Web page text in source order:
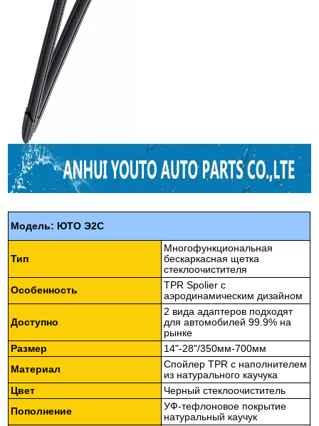
Модель: ЮТО Э2С
Тип
Многофункциональная
бескаркасная щетка
стеклоочистителя
Особенность
TPR Spolier с
аэродинамическим дизайном
Доступно
2 вида адаптеров подходят
для автомобилей 99.9% на
рынке
Размер
14"-28"/350мм-700мм
Материал
Спойлер TPR с наполнителем
из натурального каучука
Цвет
Черный стеклоочиститель
Пополнение
УФ-тефлоновое покрытие
натуральный каучук